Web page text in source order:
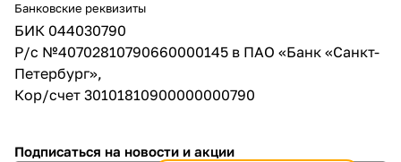
Банковские реквизиты
БИК 044030790
Р/с №40702810790660000145 в ПАО «Банк «Санкт-
Петербург»,
Кор/счет 30101810900000000790
Подписаться на новости и акции